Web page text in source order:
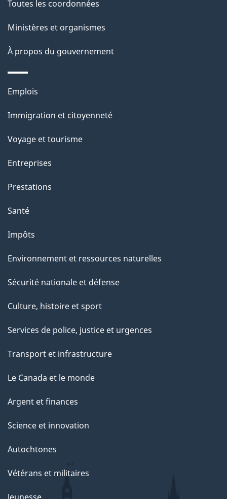
p
a
g
e
Toutes les coordonnées
Ministères et organismes
À propos du gouvernement
Thèmes
sujets
Emplois
Immigration et citoyenneté
Voyage et tourisme
Entreprises
Prestations
Santé
Impôts
Environnement et ressources naturelles
Sécurité nationale et défense
Culture, histoire et sport
Services de police, justice et urgences
Transport et infrastructure
Le Canada et le monde
Argent et finances
Science et innovation
Autochtones
Vétérans et militaires
Jeunesse